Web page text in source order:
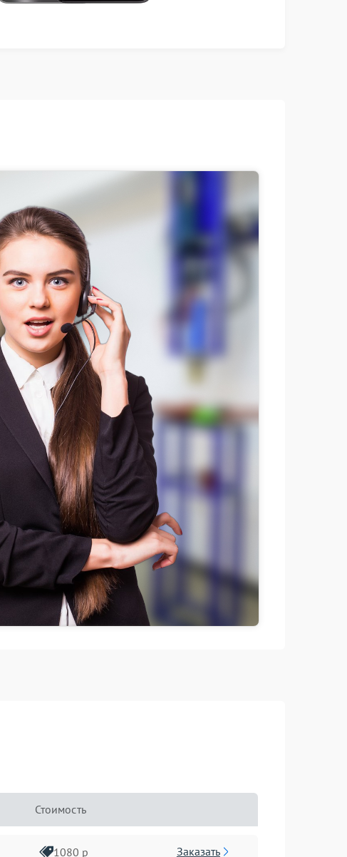
Стоимость
1080 р Заказать